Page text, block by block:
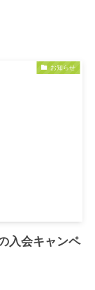
お知らせ
入会キャンペ